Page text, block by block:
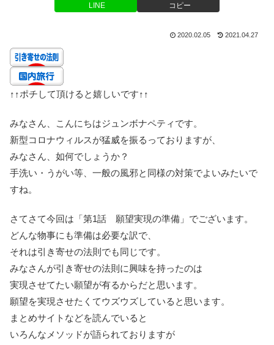
LINE コピー
2020.02.05 2021.04.27
↑↑ポチして頂けると嬉しいです↑↑
みなさん、こんにちはジュンボナペティです。
新型コロナウィルスが猛威を振るっておりますが、
みなさん、如何でしょうか？
手洗い・うがい等、一般の風邪と同様の対策でよいみたいで
すね。
さてさて今回は「第1話 願望実現の準備」でございます。
どんな物事にも準備は必要な訳で、
それは引き寄せの法則でも同じです。
みなさんが引き寄せの法則に興味を持ったのは
実現させてたい願望が有るからだと思います。
願望を実現させたくてウズウズしていると思います。
まとめサイトなどを読んでいると
いろんなメソッドが語られておりますが